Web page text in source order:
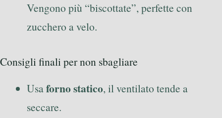
Vengono più “biscottate”, perfette con
zucchero a velo.
Consigli finali per non sbagliare
Usaforno statico, il ventilato tende a
seccare.